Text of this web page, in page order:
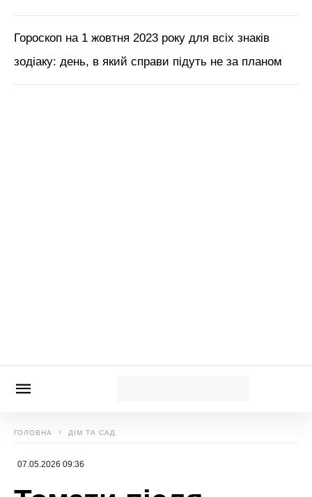
Гороскоп на 1 жовтня 2023 року для всіх знаків
зодіаку: день, в який справи підуть не за планом